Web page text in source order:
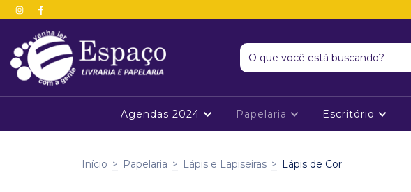
Agendas 2024 Papelaria Escritório
Início > Papelaria > Lápis e Lapiseiras > Lápis de Cor